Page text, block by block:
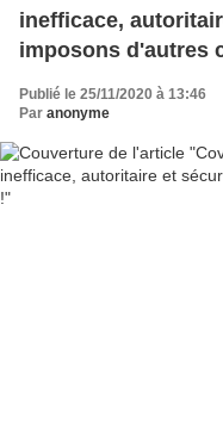
inefficace,
imposons d'autres
Publié le 25/11/2020 à 13:46
Par anonyme